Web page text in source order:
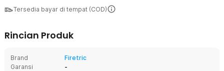
Tersedia bayar di tempat (COD)
Rincian Produk
Brand
Firetric
Garansi
-